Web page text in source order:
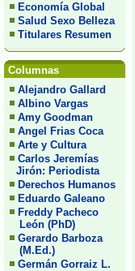
Economía Global
Salud Sexo Belleza
Titulares Resumen
Columnas
Alejandro Gallard
Albino Vargas
Amy Goodman
Angel Frias Coca
Arte y Cultura
Carlos Jeremías
Jirón: Periodista
Derechos Humanos
Eduardo Galeano
Freddy Pacheco
León (PhD)
Gerardo Barboza
(M.Ed.)
Germán Gorraiz L.